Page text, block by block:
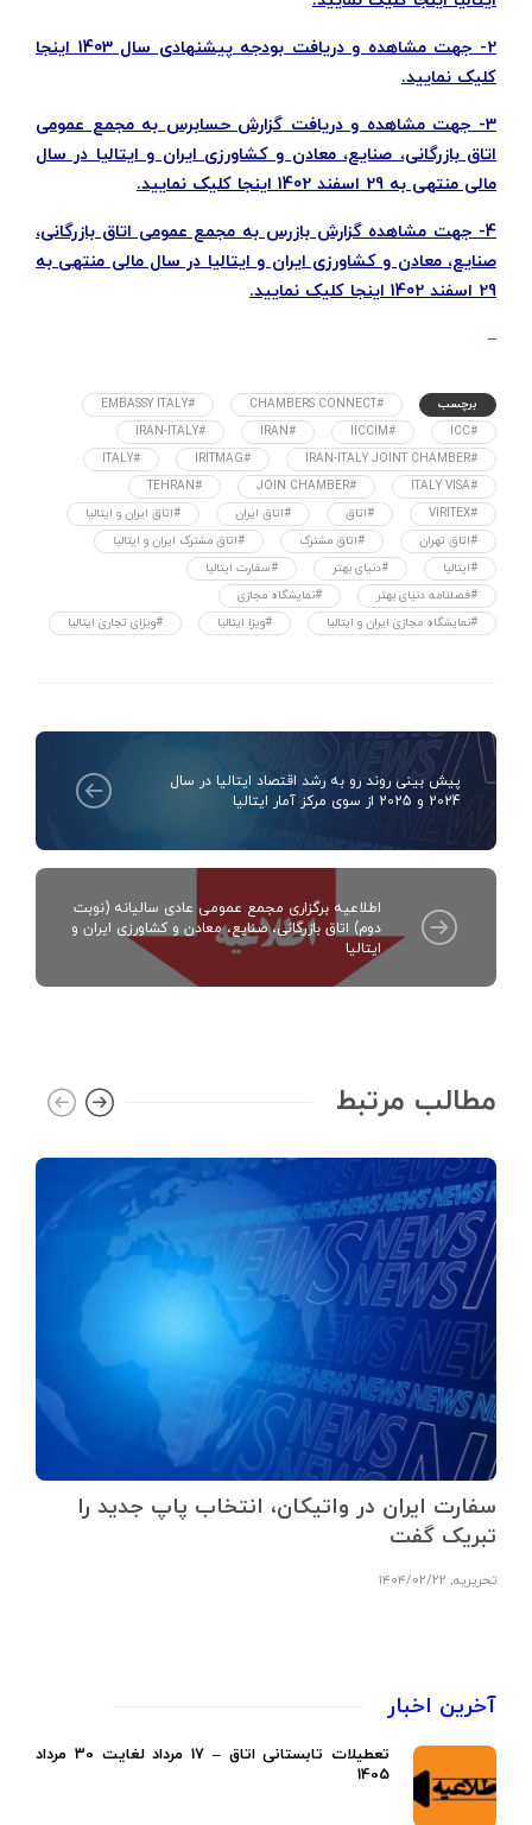
2- جهت مشاهده و دریافت بودجه پیشنهادی سال 1403 اینجا
کلیک نمایید.
3- جهت مشاهده و دریافت گزارش حسابرس به مجمع عمومی
اتاق بازرگانی، صنایع، معادن و کشاورزی ایران و ایتالیا در سال
مالی منتهی به 29 اسفند 1402 اینجا کلیک نمایید.
4- جهت مشاهده گزارش بازرس به مجمع عمومی اتاق بازرگانی،
صنایع، معادن و کشاورزی ایران و ایتالیا در سال مالی منتهی به
29 اسفند 1402 اینجا کلیک نمایید.
–
برچسب #CHAMBERS CONNECT
#EMBASSY ITALY
#ICC
#IICCIM
#IRAN
#IRAN-ITALY
#IRAN-ITALY JOINT CHAMBER
#IRITMAG
#ITALY
#ITALY VISA
#JOIN CHAMBER
#TEHRAN
#VIRITEX
#اتاق #اتاق ایران
#اتاق ایران و ایتالیا
#اتاق تهران
#اتاق مشترک
#اتاق مشترک ایران و ایتالیا
#ایتالیا
#دنیای بهتر
#سفارت ایتالیا
#فصلنامه دنیای بهتر
#نمایشگاه مجازی
#نمایشگاه مجازی ایران و ایتالیا
#ویزا ایتالیا #ویزای تجاری ایتالیا
پیش بینی روند رو به رشد اقتصاد ایتالیا در سال
2024 و 2025 از سوی مرکز آمار ایتالیا
اطلاعیه برگزاری مجمع عمومی عادی سالیانه (نوبت
دوم) اتاق بازرگانی، صنایع، معادن و کشاورزی ایران و
ایتالیا
مطالب مرتبط
سفارت ایران در واتیکان، انتخاب پاپ جدید را
تبریک گفت
تحریریه, ۱۴۰۴/۰۲/۲۲
آخرین اخبار
تعطیلات تابستانی اتاق – 17 مرداد لغایت 30 مرداد
1405